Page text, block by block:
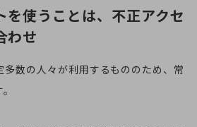
を使うことは、不正アクセ
わせ
数の人々が利用するもののため、常